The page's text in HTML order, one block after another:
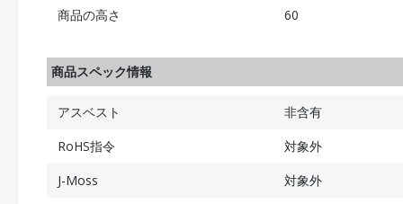
商品の高さ 60
商品スペック情報
アスベスト
非含有
RoHS指令
対象外
J-Moss
対象外